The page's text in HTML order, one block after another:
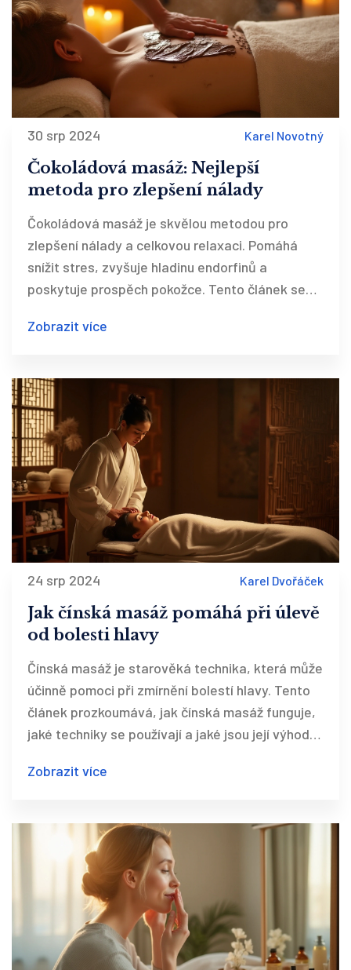
30 srp 2024 Karel Novotný
Čokoládová masáž: Nejlepší
metoda pro zlepšení nálady
Čokoládová masáž je skvělou metodou pro
zlepšení nálady a celkovou relaxaci. Pomáhá
snížit stres, zvyšuje hladinu endorfinů a
poskytuje prospěch pokožce. Tento článek se
správně provádět doma a proč byste ji měli
Zobrazit více
24 srp 2024 Karel Dvořáček
Jak čínská masáž pomáhá při úlevě
od bolesti hlavy
Čínská masáž je starověká technika, která může
účinně pomoci při zmírnění bolestí hlavy. Tento
článek prozkoumává, jak čínská masáž funguje,
jaké techniky se používají a jaké jsou její výhody.
techniky vyzkoušet sami doma.
Zobrazit více